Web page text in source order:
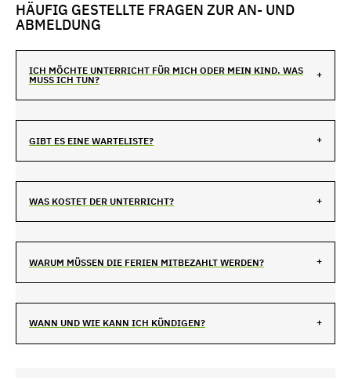
HÄUFIG GESTELLTE FRAGEN ZUR AN- UND
ABMELDUNG
ICH MÖCHTE UNTERRICHT FÜR MICH ODER MEIN KIND. WAS
MUSS ICH TUN?
GIBT ES EINE WARTELISTE?
WAS KOSTET DER UNTERRICHT?
WARUM MÜSSEN DIE FERIEN MITBEZAHLT WERDEN?
WANN UND WIE KANN ICH KÜNDIGEN?